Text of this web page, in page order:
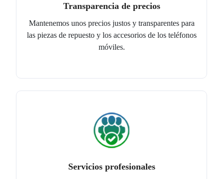
Transparencia de precios
Mantenemos unos precios justos y transparentes para
las piezas de repuesto y los accesorios de los teléfonos
móviles.
Servicios profesionales